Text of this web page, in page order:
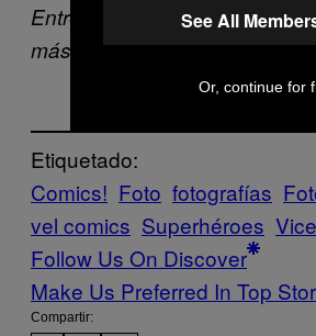
Entrevistas por Alba Carreres.
más fotos de Paco Poyato
Etiquetado:
Comics! Foto fotografías
vel comics Superhéroes
Follow Us On Discover
Make Us Preferred In Top
Compartir:
See All
Or, continue for